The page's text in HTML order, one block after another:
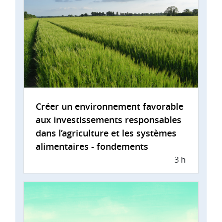
Créer un environnement favorable
aux investissements responsables
dans l’agriculture et les systèmes
alimentaires - fondements
3 h